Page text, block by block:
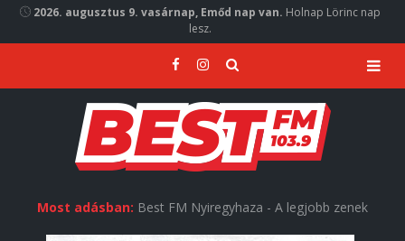
2026. augusztus 9. vasárnap, Emőd nap van. Holnap Lörinc nap
lesz.
Most adásban: Best FM Nyiregyhaza - A legjobb zenek